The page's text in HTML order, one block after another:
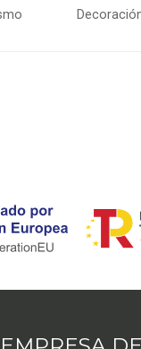
y
entrada